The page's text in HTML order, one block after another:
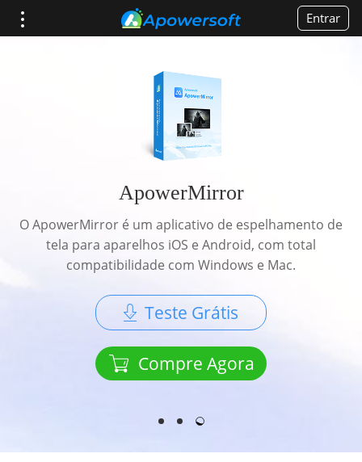
Entrar
ApowerMirror
O ApowerMirror é um aplicativo de espelhamento de
tela para aparelhos iOS e Android, com total
compatibilidade com Windows e Mac.
Teste Grátis
Compre Agora